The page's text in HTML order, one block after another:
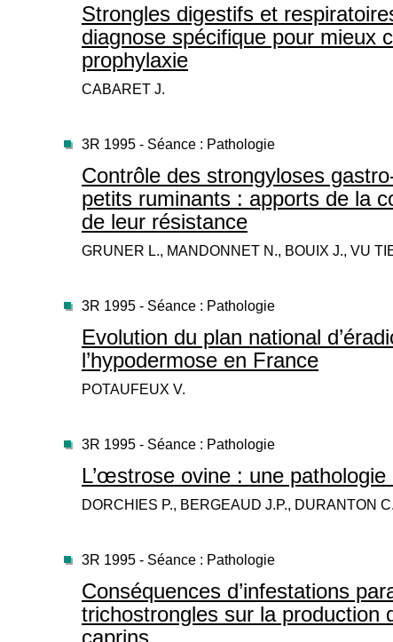
Strongles digestifs et
diagnose spécifique pour mieux
prophylaxie
CABARET J.
3R 1995 - Séance : Pathologie
Contrôle des strongyloses
petits ruminants : apports de la
de leur résistance
GRUNER L., MANDONNET N., BOUIX J., VU
3R 1995 - Séance : Pathologie
Evolution du plan national
l’hypodermose en France
POTAUFEUX V.
3R 1995 - Séance : Pathologie
L’œstrose ovine : une pathologie
DORCHIES P., BERGEAUD J.P., DURANTON C.
3R 1995 - Séance : Pathologie
Conséquences d’infestations
trichostrongles sur la production
caprins